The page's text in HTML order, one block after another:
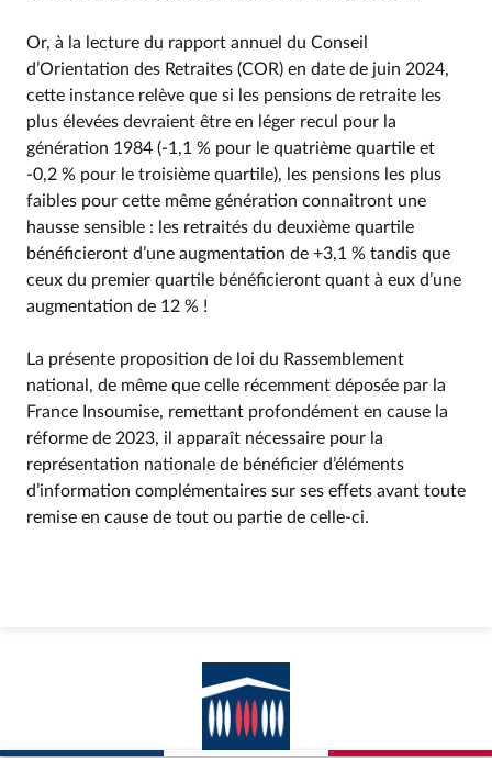
Or, à la lecture du rapport annuel du Conseil
d’Orientation des Retraites (COR) en date de juin 2024,
cette instance relève que si les pensions de retraite les
plus élevées devraient être en léger recul pour la
génération 1984 (-1,1 % pour le quatrième quartile et
-0,2 % pour le troisième quartile), les pensions les plus
faibles pour cette même génération connaitront une
hausse sensible : les retraités du deuxième quartile
bénéficieront d’une augmentation de +3,1 % tandis que
ceux du premier quartile bénéficieront quant à eux d’une
augmentation de 12 % !
La présente proposition de loi du Rassemblement
national, de même que celle récemment déposée par la
France Insoumise, remettant profondément en cause la
réforme de 2023, il apparaît nécessaire pour la
représentation nationale de bénéficier d’éléments
d’information complémentaires sur ses effets avant toute
remise en cause de tout ou partie de celle-ci.